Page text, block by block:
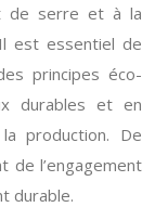
de serre et à la
est essentiel de
principes éco-
durables et en
production. De
de l’engagement
durable.